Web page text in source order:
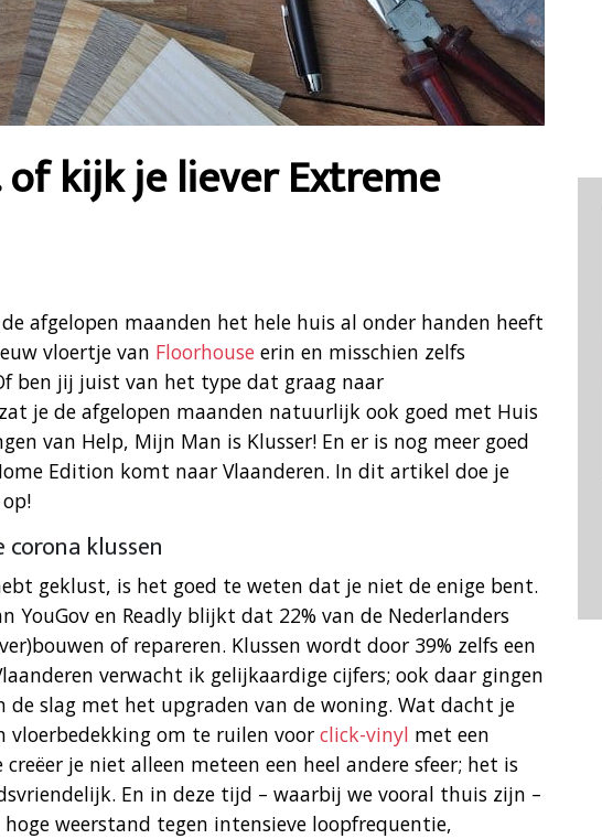
of kijk je liever Extreme
afgelopen maanden het hele huis al onder handen heeft
vloertje van Floorhouse erin en misschien zelfs
ben jij juist van het type dat graag naar
je de afgelopen maanden natuurlijk ook goed met Huis
van Help, Mijn Man is Klusser! En er is nog meer goed
Edition komt naar Vlaanderen. In dit artikel doe je
klussen
geklust, is het goed te weten dat je niet de enige bent.
YouGov en Readly blijkt dat 22% van de Nederlanders
of repareren. Klussen wordt door 39% zelfs een
verwacht ik gelijkaardige cijfers; ook daar gingen
de slag met het upgraden van de woning. Wat dacht je
vloerbedekking om te ruilen voor click-vinyl met een
je niet alleen meteen een heel andere sfeer; het is
En in deze tijd – waarbij we vooral thuis zijn –
weerstand tegen intensieve loopfrequentie,